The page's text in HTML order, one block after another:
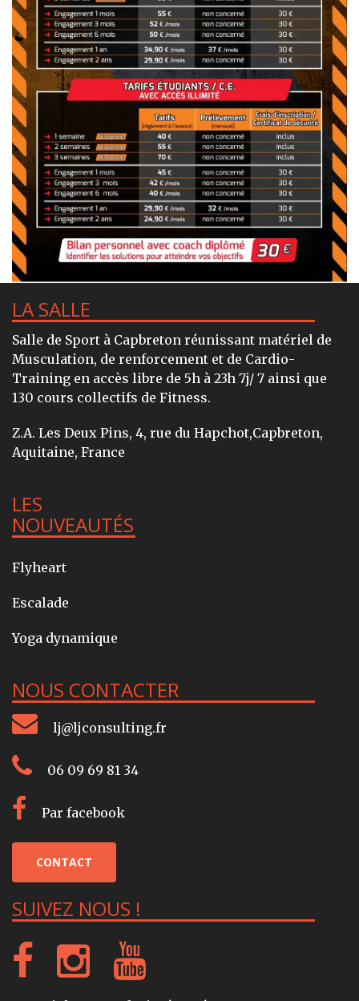
LA SALLE
Salle de Sport à Capbreton réunissant matériel de
Musculation, de renforcement et de Cardio-
Training en accès libre de 5h à 23h 7j/ 7 ainsi que
130 cours collectifs de Fitness.
Z.A. Les Deux Pins, 4, rue du Hapchot,Capbreton,
Aquitaine, France
LES
NOUVEAUTÉS
Flyheart
Escalade
Yoga dynamique
NOUS CONTACTER
lj@ljconsulting.fr
06 09 69 81 34
Par facebook
CONTACT
SUIVEZ NOUS !